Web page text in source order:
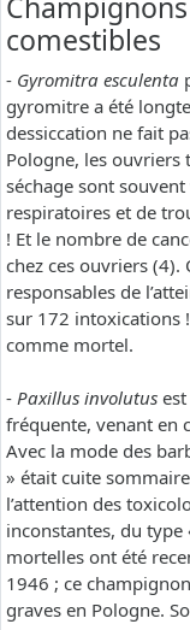
comestibles
- Gyromitra esculenta
gyromitre a été
dessiccation ne fait
Pologne, les ouvriers
séchage sont
respiratoires et de
! Et le nombre de
chez ces ouvriers
responsables de
sur 172 intoxications
comme mortel.
- Paxillus involutus
fréquente, venant en
Avec la mode des
» était cuite
l’attention des
inconstantes, du
mortelles ont été
1946 ; ce
graves en Pologne.